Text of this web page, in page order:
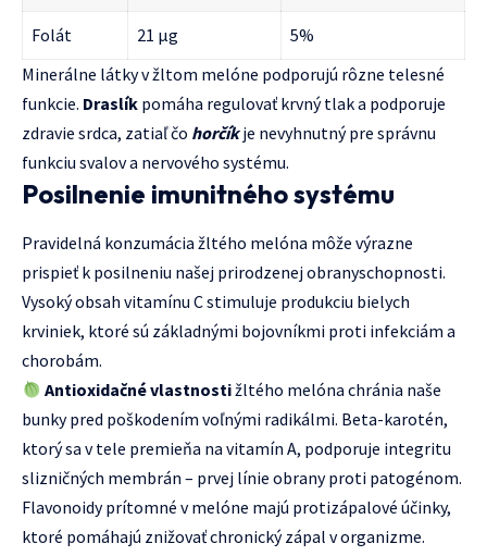
Folát 21 μg
5%
Minerálne látky v žltom melóne podporujú rôzne telesné
funkcie. Draslík pomáha regulovať krvný tlak a podporuje
zdravie srdca, zatiaľ čo horčíkje nevyhnutný pre správnu
funkciu svalov a nervového systému.
Posilnenie imunitného systému
Pravidelná konzumácia žltého melóna môže výrazne
prispieť k posilneniu našej prirodzenej obranyschopnosti.
Vysoký obsah vitamínu C stimuluje produkciu bielych
krviniek, ktoré sú základnými bojovníkmi proti infekciám a
chorobám.
Antioxidačné vlastnostižltého melóna chránia naše
bunky pred poškodením voľnými radikálmi. Beta-karotén,
ktorý sa v tele premieňa na vitamín A, podporuje integritu
slizničných membrán – prvej línie obrany proti patogénom.
Flavonoidy prítomné v melóne majú protizápalové účinky,
ktoré pomáhajú znižovať chronický zápal v organizme.